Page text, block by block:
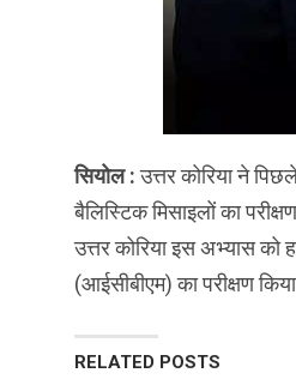
सियोल :उत्तर कोरिया ने
बैलिस्टिक मिसाइलों का
उत्तर कोरिया इस अभ्यास को
(आईसीबीएम) का परीक्षण
RELATED POSTS